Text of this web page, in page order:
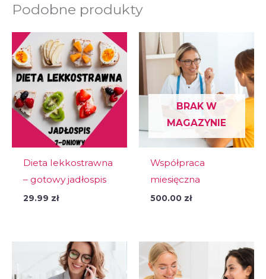
Podobne produkty
Dieta lekkostrawna
– gotowy jadłospis
29.99 zł
BRAK W
MAGAZYNIE
Współpraca
miesięczna
500.00 zł